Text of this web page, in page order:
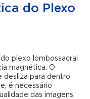
do Plexo
plexo lombossacral
magnética. O
desliza para dentro
é necessário
das imagens.